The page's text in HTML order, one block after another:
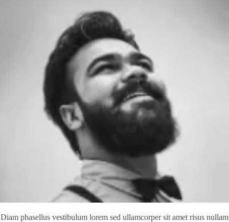
Diam phasellus vestibulum lorem sed ullamcorper sit amet risus nullam